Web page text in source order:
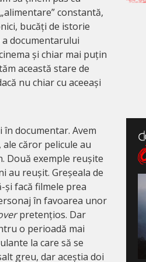
constantă,
bucăți de istorie
documentarului
și chiar mai puțin
această stare de
nu chiar cu aceeași
documentar. Avem
, ale căror pelicule au
Două exemple reușite
au reușit. Greșeala de
facă filmele prea
în favoarea unor
pretențios. Dar
o perioadă mai
la care să se
greu, dar aceștia doi